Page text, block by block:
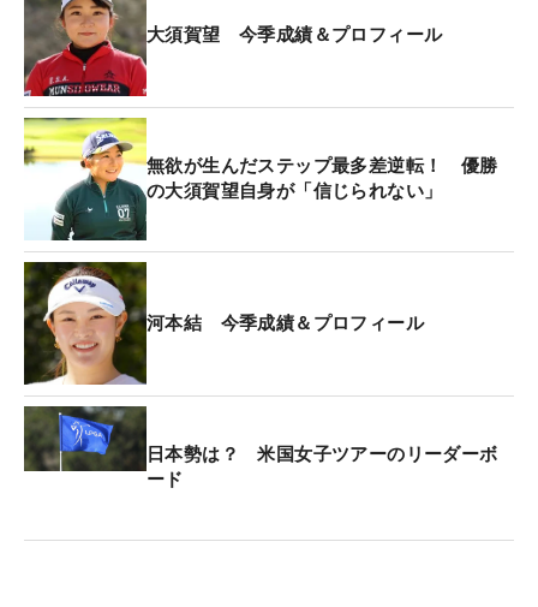
河本を退けた。
これで今季獲得賞金は1633万1724円となり、賞金
ランキング2位に浮上。シーズン終了時の2位まで
が、来年のレギュラーツアー前半戦出場権を得られ
る。「上位の選手が優勝したら逆転されるので、残
りの試合は全部トップ5を狙います」。身長146セン
チとツアーで最も小さいルーキーは、最後まで強気
の姿勢を貫く。
大須賀望 今季成績＆プロフィール
無欲が生んだステップ最多差逆転！ 優勝
の大須賀望自身が「信じられない」
河本結 今季成績＆プロフィール
日本勢は？ 米国女子ツアーのリーダーボ
ード